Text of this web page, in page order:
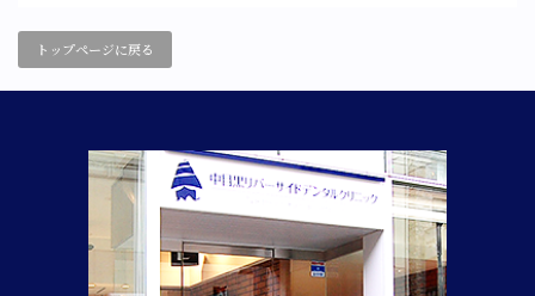
トップページに戻る